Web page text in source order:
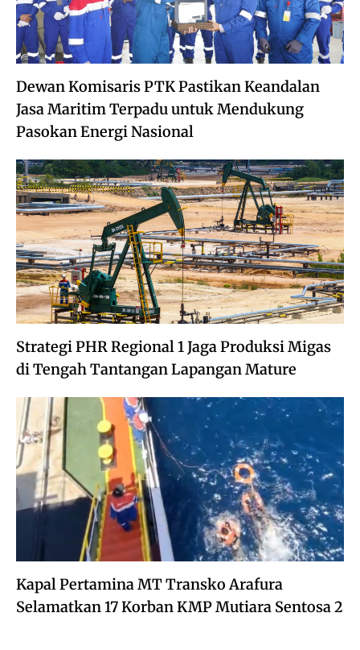
Dewan Komisaris PTK Pastikan Keandalan
Jasa Maritim Terpadu untuk Mendukung
Pasokan Energi Nasional
Strategi PHR Regional 1 Jaga Produksi Migas
di Tengah Tantangan Lapangan Mature
Kapal Pertamina MT Transko Arafura
Selamatkan 17 Korban KMP Mutiara Sentosa 2